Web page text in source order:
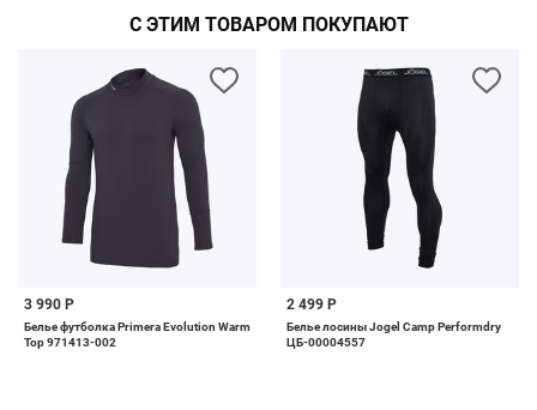
С ЭТИМ ТОВАРОМ ПОКУПАЮТ
3 990 Р
Белье футболка Primera Evolution Warm
Top 971413-002
2 499 Р
Белье лосины Jogel Camp Performdry
ЦБ-00004557